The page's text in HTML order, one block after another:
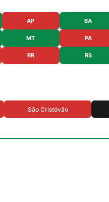
AP BA
MT PA
RR RS
São Cristóvão